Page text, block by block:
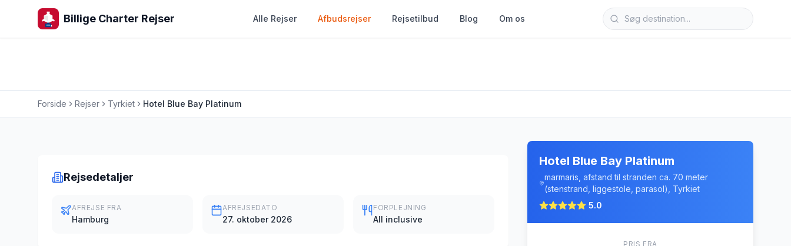
Billige Charter Rejser Alle Rejser Afbudsrejser Rejsetilbud Blog Om os
Forside Rejser Tyrkiet Hotel Blue Bay Platinum
Rejsedetaljer
AFREJSE FRA
Hamburg
AFREJSEDATO
27. oktober 2026
FORPLEJNING
All inclusive
Hotel Blue Bay Platinum
marmaris, afstand til stranden ca. 70 meter
(stenstrand, liggestole, parasol), Tyrkiet
5.0
PRIS FRA